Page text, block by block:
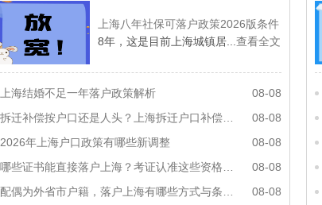
上海八年社保可落户政策2026版条件
8年，这是目前上海城镇居... 查看全文
上海结婚不足一年落户政策解析
08-08
拆迁补偿按户口还是人头？上海拆迁户口补偿标准一览
08-08
2026年上海户口政策有哪些新调整
08-08
08-08
08-08